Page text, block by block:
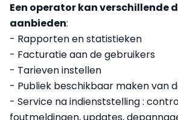
Een operator kan verschillende
aanbieden:
- Rapporten en statistieken
- Facturatie aan de gebruikers
- Tarieven instellen
- Publiek beschikbaar maken van
- Service na indienststelling :